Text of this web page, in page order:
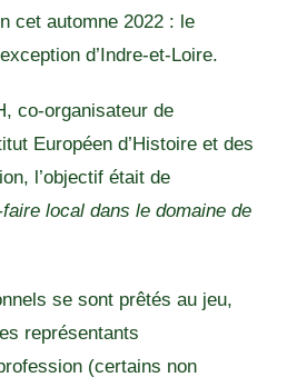
cet automne 2022 : le
d’Indre-et-Loire.
co-organisateur de
Européen d’Histoire et des
l’objectif était de
local dans le domaine de
se sont prêtés au jeu,
représentants
(certains non